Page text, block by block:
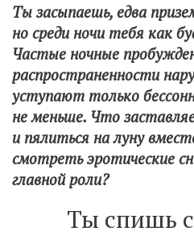
Ты засыпаешь, едва
но среди ночи тебя как
Частые ночные
распространенности
уступают только
не меньше. Что
и пялиться на луну
смотреть эротические
главной роли?
Ты спишь